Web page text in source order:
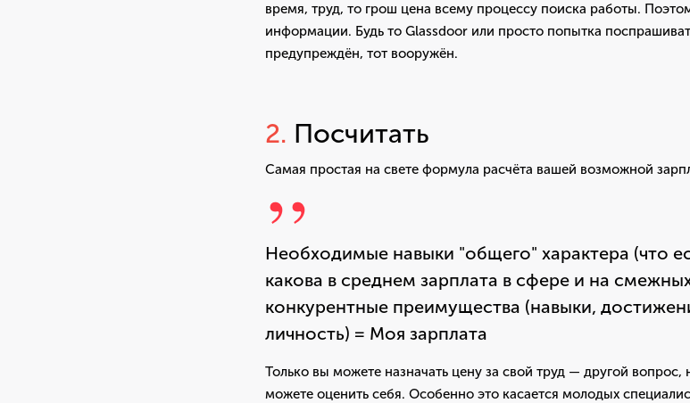
время, труд, то грош цена всему процессу поиска работы.
информации. Будь то Glassdoor или просто попытка
предупреждён, тот вооружён.
2. Посчитать
Самая простая на свете формула расчёта вашей возможной
Необходимые навыки "общего" характера (что
какова в среднем зарплата в сфере и на
конкурентные преимущества (навыки,
личность) = Моя зарплата
Только вы можете назначать цену за свой труд — другой
можете оценить себя. Особенно это касается молодых